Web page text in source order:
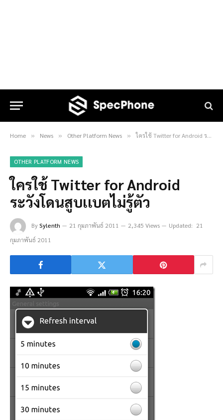
Home » News » Other Platform News » ใครใช้ Twitter for Android ระวังโดนสูบเเบตไม่รู้ตัว
OTHER PLATFORM NEWS
ใครใช้ Twitter for Android
ระวังโดนสูบเเบตไม่รู้ตัว
BySylenth 21 กุมภาพันธ์ 2011 2,345 Views Updated: 21
กุมภาพันธ์ 2011